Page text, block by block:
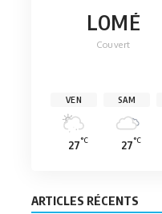
LOMÉ
Couvert
VEN
27°C
SAM
27°C
ARTICLES RÉCENTS